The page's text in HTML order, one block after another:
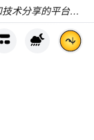
Noise宝藏阁是一个专注于独特设计和技术分享的平台，分享AI、编程和资源